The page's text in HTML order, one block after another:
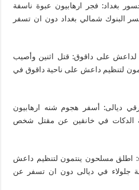
بغداد: فجر ارهابيون عبوة ناسفة
البنوك شمالي بغداد دون ان تسفر
لداعش على داقوق: قتل اثنين وأصيب
لتنظيم داعش على ناحية داقوق في
شرقي ديالى: أسفر هجوم شنه ارهابيون
الدكات في خانقين عن مقتل شخص
اطلق مسلحون ينتمون لتنظيم داعش
جلولاء في ديالى دون ان تسفر عن